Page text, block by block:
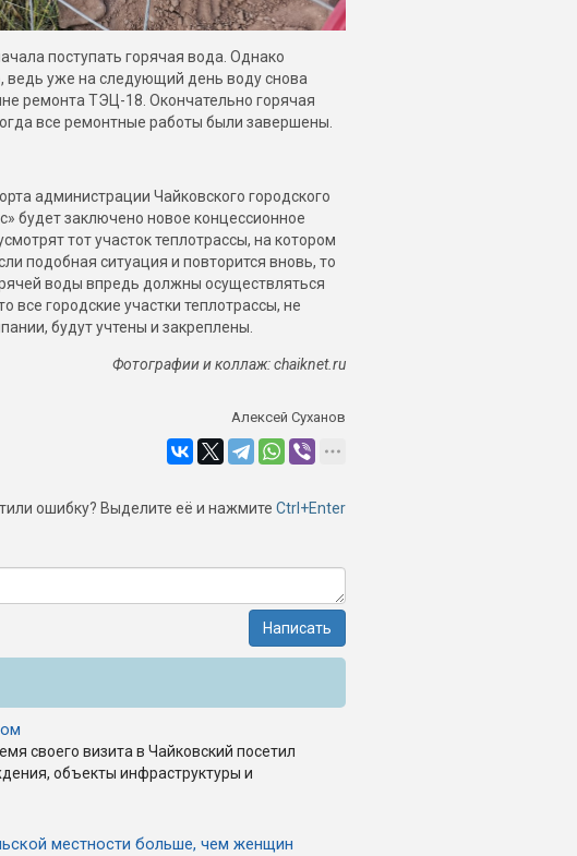
поступать горячая вода. Однако
ведь уже на следующий день воду снова
ремонта ТЭЦ-18. Окончательно горячая
все ремонтные работы были завершены.
администрации Чайковского городского
будет заключено новое концессионное
тот участок теплотрассы, на котором
подобная ситуация и повторится вновь, то
воды впредь должны осуществляться
все городские участки теплотрассы, не
будут учтены и закреплены.
Фотографии и коллаж:chaiknet.ru
Алексей Суханов
ошибку? Выделите её и нажмите Ctrl+Enter
Написать
своего визита в Чайковский посетил
объекты инфраструктуры и
местности больше, чем женщин